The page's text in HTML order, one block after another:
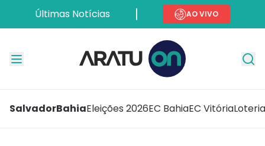
Últimas Notícias AO VIVO
SalvadorBahiaEleições 2026EC BahiaEC Vitória